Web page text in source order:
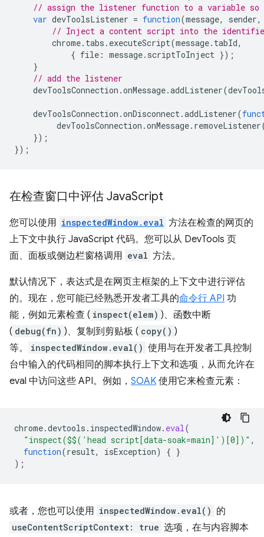
// assign the listener function to a variable so
var devToolsListener = function(message, sender,
// Inject a content script into the
chrome. tabs . executeScript(message. tabId,
{ file : message. scriptToInject });
}
// add the listener
devToolsConnection .onMessage.addListener(
devToolsConnection .onDisconnect.addListener(
devToolsConnection .onMessage. removeListener
});
});
在检查窗口中评估 JavaScript
您可以使用 inspectedWindow.eval 方法在检查的网页的
上下文中执行 JavaScript 代码。您可以从 DevTools 页
面、面板或侧边栏窗格调用 eval 方法。
默认情况下，表达式是在网页主框架的上下文中进行评估
的。现在，您可能已经熟悉开发者工具的命令行 API 功
能，例如元素检查 ( inspect(elem) )、函数中断
( debug(fn) )、复制到剪贴板 ( copy() )
等。
inspectedWindow.eval() 使用与在开发者工具控制
台中输入的代码相同的脚本执行上下文和选项，从而允许在
eval 中访问这些 API。例如， SOAK 使用它来检查元素：
chrome.devtools . inspectedWindow. eval(
"inspect($$('head script[data-soak=main]')[0])" ,
function(result, isException) { }
);
或者，您也可以使用 inspectedWindow.eval() 的
useContentScriptContext: true 选项，在与内容脚本